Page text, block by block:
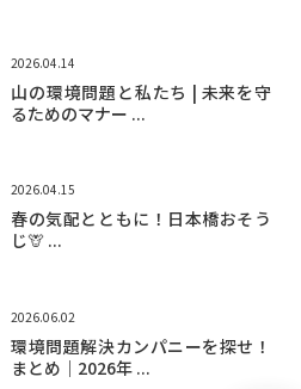
2026.04.14
山の環境問題と私たち | 未来を守
るためのマナー ...
2026.04.15
春の気配とともに！日本橋おそう
じ🦒 ...
2026.06.02
環境問題解決カンパニーを探せ！
まとめ｜2026年 ...